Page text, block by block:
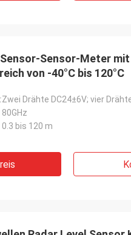
Sensor-Meter mit
von -40°C bis 120°C
Zwei Drähte DC24±6V; vier
80GHz
0.3 bis 120 m